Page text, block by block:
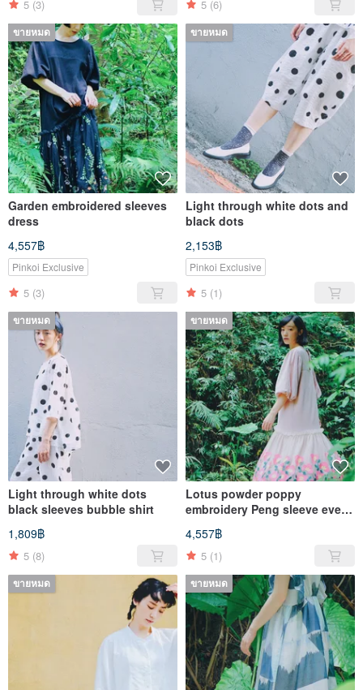
5 (3) 5 (6)
ขายหมด
Garden embroidered sleeves
dress
4,557฿
Pinkoi Exclusive
5 (3)
ขายหมด
Light through white dots and
black dots
2,153฿
Pinkoi Exclusive
5 (1)
ขายหมด
Light through white dots
black sleeves bubble shirt
1,809฿
5 (8)
ขายหมด
Lotus powder poppy
embroidery Peng sleeve even
4,557฿
5 (1)
ขายหมด ขายหมด